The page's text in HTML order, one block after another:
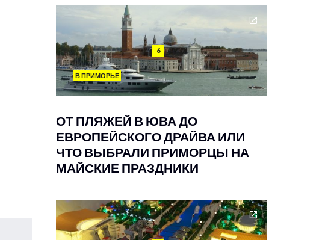
6
В ПРИМОРЬЕ
ОТ ПЛЯЖЕЙ В ЮВА ДО
ЕВРОПЕЙСКОГО ДРАЙВА ИЛИ
ЧТО ВЫБРАЛИ ПРИМОРЦЫ НА
МАЙСКИЕ ПРАЗДНИКИ